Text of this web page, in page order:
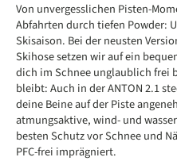
Von unvergesslichen Pisten-
Abfahrten durch tiefen Powder:
Skisaison. Bei der neusten
Skihose setzen wir auf ein
dich im Schnee unglaublich frei
bleibt: Auch in der ANTON 2.1
deine Beine auf der Piste
atmungsaktive, wind- und
besten Schutz vor Schnee und
PFC-frei imprägniert.